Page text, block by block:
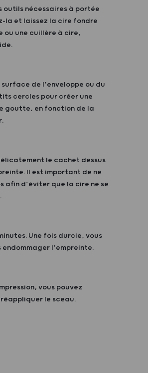
outils nécessaires à portée
la et laissez la cire fondre
ou une cuillère à cire,
de l’enveloppe ou du
cercles pour créer une
goutte, en fonction de la
le cachet dessus
Il est important de ne
afin d’éviter que la cire ne se
Une fois durcie, vous
l’empreinte.
vous pouvez
le sceau.